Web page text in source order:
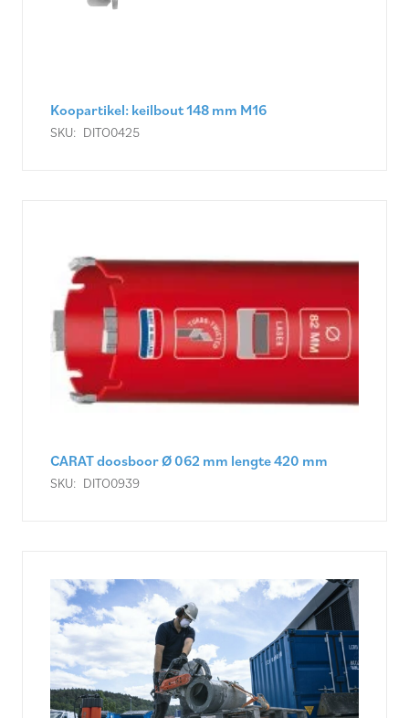
Koopartikel: keilbout 148 mm M16
SKU: DITO0425
CARAT doosboor Ø 062 mm lengte 420 mm
SKU: DITO0939